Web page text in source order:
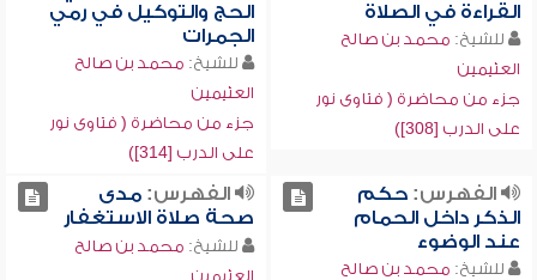
القراءة في الصلاة
للشيخ: محمد بن صالح
العثيمين
جزء من محاضرة ( فتاوى نور
على الدرب [308])
الحج والتوكيل في رمي
الجمرات
للشيخ: محمد بن صالح
العثيمين
جزء من محاضرة ( فتاوى نور
على الدرب [314])
الفهرس:حكم
الذكر داخل الحمام
عند الوضوء
للشيخ: محمد بن صالح
الفهرس:مدى
صحة صلاة الاستغفار
للشيخ: محمد بن صالح
العثيمين